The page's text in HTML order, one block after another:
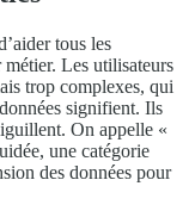
tous les
métier. Les utilisateurs
trop complexes, qui
signifient. Ils
On appelle «
une catégorie
des données pour